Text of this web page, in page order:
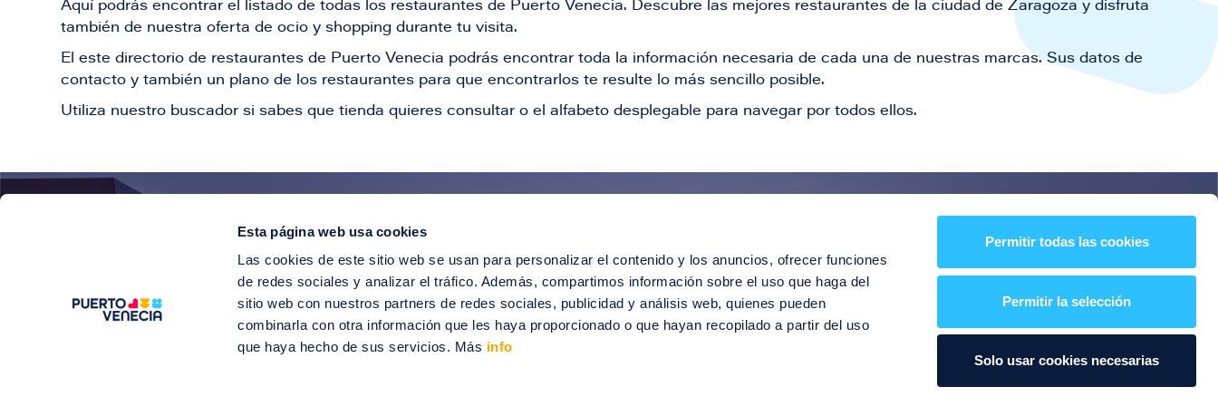
Esta página web usa cookies
Las cookies de este sitio web se usan para personalizar el contenido y los anuncios, ofrecer funciones
de redes sociales y analizar el tráfico. Además, compartimos información sobre el uso que haga del
sitio web con nuestros partners de redes sociales, publicidad y análisis web, quienes pueden
combinarla con otra información que les haya proporcionado o que hayan recopilado a partir del uso
que haya hecho de sus servicios. Más info
Permitir todas las cookies
Permitir la selección
Solo usar cookies necesarias
Aquí podrás encontrar el listado de todas los restaurantes de Puerto Venecia. Descubre las mejores restaurantes de la ciudad de Zaragoza y disfruta
también de nuestra oferta de ocio y shopping durante tu visita.
El este directorio de restaurantes de Puerto Venecia podrás encontrar toda la información necesaria de cada una de nuestras marcas. Sus datos de
contacto y también un plano de los restaurantes para que encontrarlos te resulte lo más sencillo posible.
Utiliza nuestro buscador si sabes que tienda quieres consultar o el alfabeto desplegable para navegar por todos ellos.
¡Entérate de todas nuestras novedades!
Suscríbete para recibir ofertas especiales, descuentos, eventos y mucho más
SUSCRÍBETE